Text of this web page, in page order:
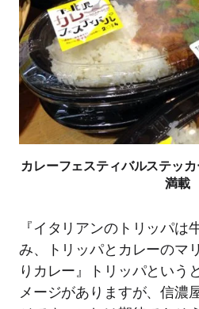
カレーフェスティバルステッ
満載
『イタリアンのトリッパは
み、トリッパとカレーのマ
りカレー』トリッパという
メージがありますが、信濃